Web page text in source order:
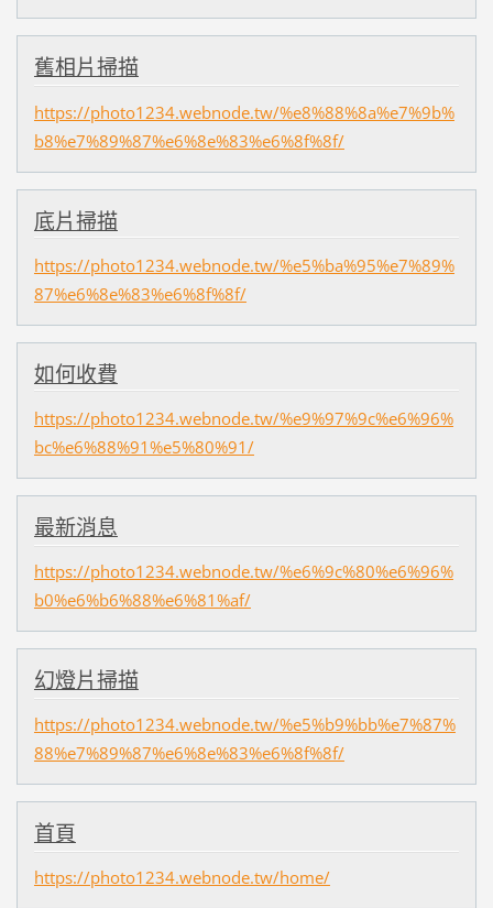
舊相片掃描
https://photo1234.webnode.tw/%e8%88%8a%e7%9b%
b8%e7%89%87%e6%8e%83%e6%8f%8f/
底片掃描
https://photo1234.webnode.tw/%e5%ba%95%e7%89%
87%e6%8e%83%e6%8f%8f/
如何收費
https://photo1234.webnode.tw/%e9%97%9c%e6%96%
bc%e6%88%91%e5%80%91/
最新消息
https://photo1234.webnode.tw/%e6%9c%80%e6%96%
b0%e6%b6%88%e6%81%af/
幻燈片掃描
https://photo1234.webnode.tw/%e5%b9%bb%e7%87%
88%e7%89%87%e6%8e%83%e6%8f%8f/
首頁
https://photo1234.webnode.tw/home/